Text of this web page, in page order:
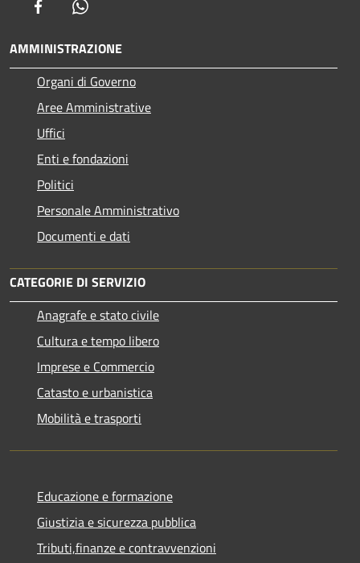
Facebook
AMMINISTRAZIONE
Organi di Governo
Aree Amministrative
Uffici
Enti e fondazioni
Politici
Personale Amministrativo
Documenti e dati
CATEGORIE DI SERVIZIO
Anagrafe e stato civile
Cultura e tempo libero
Imprese e Commercio
Catasto e urbanistica
Mobilità e trasporti
Educazione e formazione
Giustizia e sicurezza pubblica
Tributi,finanze e contravvenzioni